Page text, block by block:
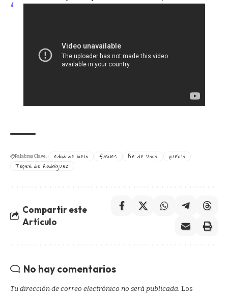
Palabras Clave: edad de hielo fósiles Pie de Vaca
puebla
Tepexi de Rodríguez
Compartir este
Artículo
No hay comentarios
Tu dirección de correo electrónico no será publicada. Los